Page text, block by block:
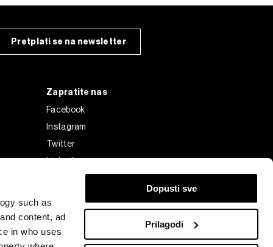
such as
content, ad
in who uses
Dopusti sve
Prilagodi
Pretplati se na newsletter
Zapratite nas
Facebook
Instagram
Twitter
Linkedin